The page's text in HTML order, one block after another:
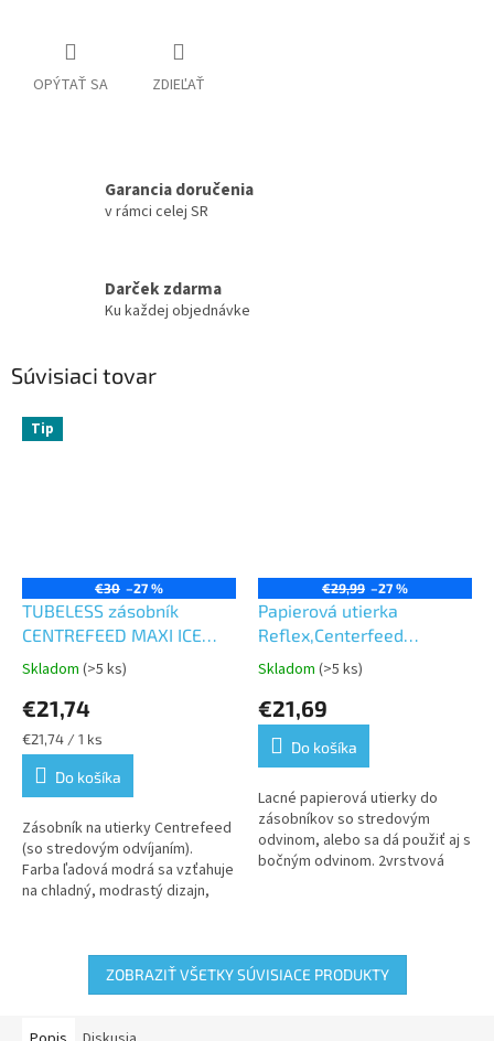
OPÝTAŤ SA ZDIEĽAŤ
Garancia doručenia
v rámci celej SR
Darček zdarma
Ku každej objednávke
Súvisiaci tovar
Tip
€30 –27 %
TUBELESS zásobník
CENTREFEED MAXI ICE
BLUE, na papierové utierky
Priemerné
produktu
je
5,0
5
hviezdičiek.
Skladom (>5 ks)
€21,74
Jednotková
cena:
€21,74 / 1 ks
Do košíka
Zásobník na utierky Centrefeed
(so stredovým odvíjaním).
Farba ľadová modrá sa vzťahuje
na chladný, modrastý dizajn,
€29,99 –27 %
Papierová utierka
Reflex,Centerfeed
perforovaná, hrubšia
Tubeless
Priemerné
produktu
5,0
5
hviezdičiek.
Skladom (>5 ks)
€21,69
Do košíka
Lacné papierová utierky do
zásobníkov so stredovým
odvinom, alebo sa dá použiť aj s
bočným odvinom. 2vrstvová
ZOBRAZIŤ VŠETKY SÚVISIACE PRODUKTY